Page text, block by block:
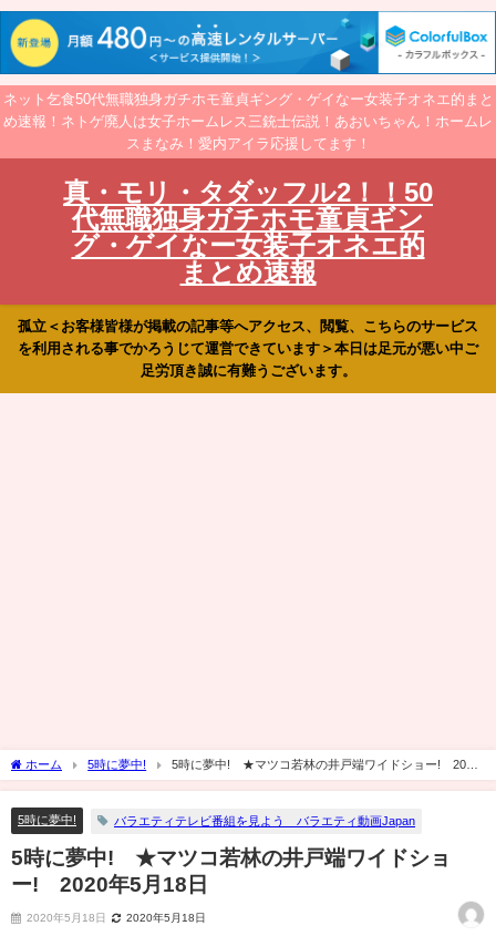
ネット乞食50代無職独身ガチホモ童貞ギング・ゲイなー女装子オネエ的まと
め速報！ネトゲ廃人は女子ホームレス三銃士伝説！あおいちゃん！ホームレ
スまなみ！愛内アイラ応援してます！
真・モリ・タダッフル2！！50
代無職独身ガチホモ童貞ギン
グ・ゲイなー女装子オネエ的
まとめ速報
孤立＜お客様皆様が掲載の記事等へアクセス、閲覧、こちらのサービス
を利用される事でかろうじて運営できています＞本日は足元が悪い中ご
足労頂き誠に有難うございます。
ホーム 5時に夢中!
5時に夢中! ★マツコ若林の井戸端ワイドショー! 2020
年5月18日
5時に夢中! バラエティテレビ番組を見よう バラエティ動画Japan
5時に夢中! ★マツコ若林の井戸端ワイドショ
ー! 2020年5月18日
2020年5月18日 2020年5月18日